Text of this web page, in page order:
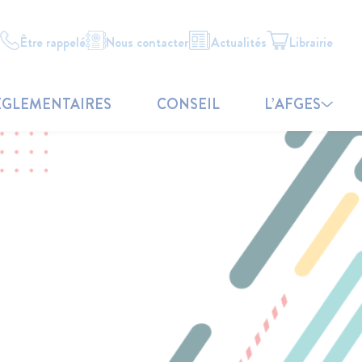
Être rappelé Nous contacter Actualités Librairie
CONSEIL L’AFGES